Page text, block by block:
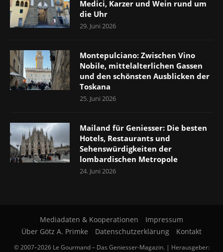
Medici, Karzer und Wein rund um
die Uhr
29. Juni 2026
Montepulciano: Zwischen Vino
Nobile, mittelalterlichen Gassen
und den schönsten Ausblicken der
Toskana
25. Juni 2026
Mailand für Geniesser: Die besten
Hotels, Restaurants und
Sehenswürdigkeiten der
lombardischen Metropole
24. Juni 2026
Mediadaten & Kooperationen
Impressum
Über Götz A. Primke
Datenschutzerklärung Kontakt
© 2007–2026 Le Gourmand – Das Geniesser-Magazin. | Herausgeber: